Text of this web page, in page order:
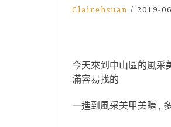
Clairehsuan / 2019-
今天來到中山區的風采
滿容易找的
一進到風采美甲美睫 ,